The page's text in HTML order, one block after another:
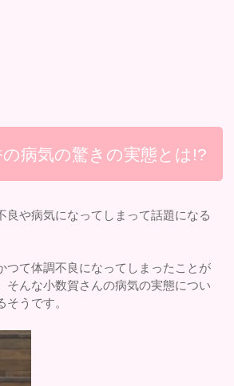
病気の驚きの実態とは!?
良や病気になってしまって話題になる
つて体調不良になってしまったことが
そんな小数賀さんの病気の実態につい
うです。